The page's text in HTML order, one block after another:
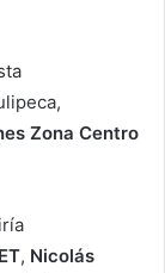
Zona Centro
, Nicolás